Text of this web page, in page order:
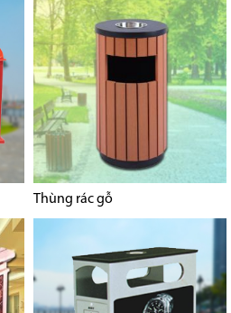
Thùng rác gỗ